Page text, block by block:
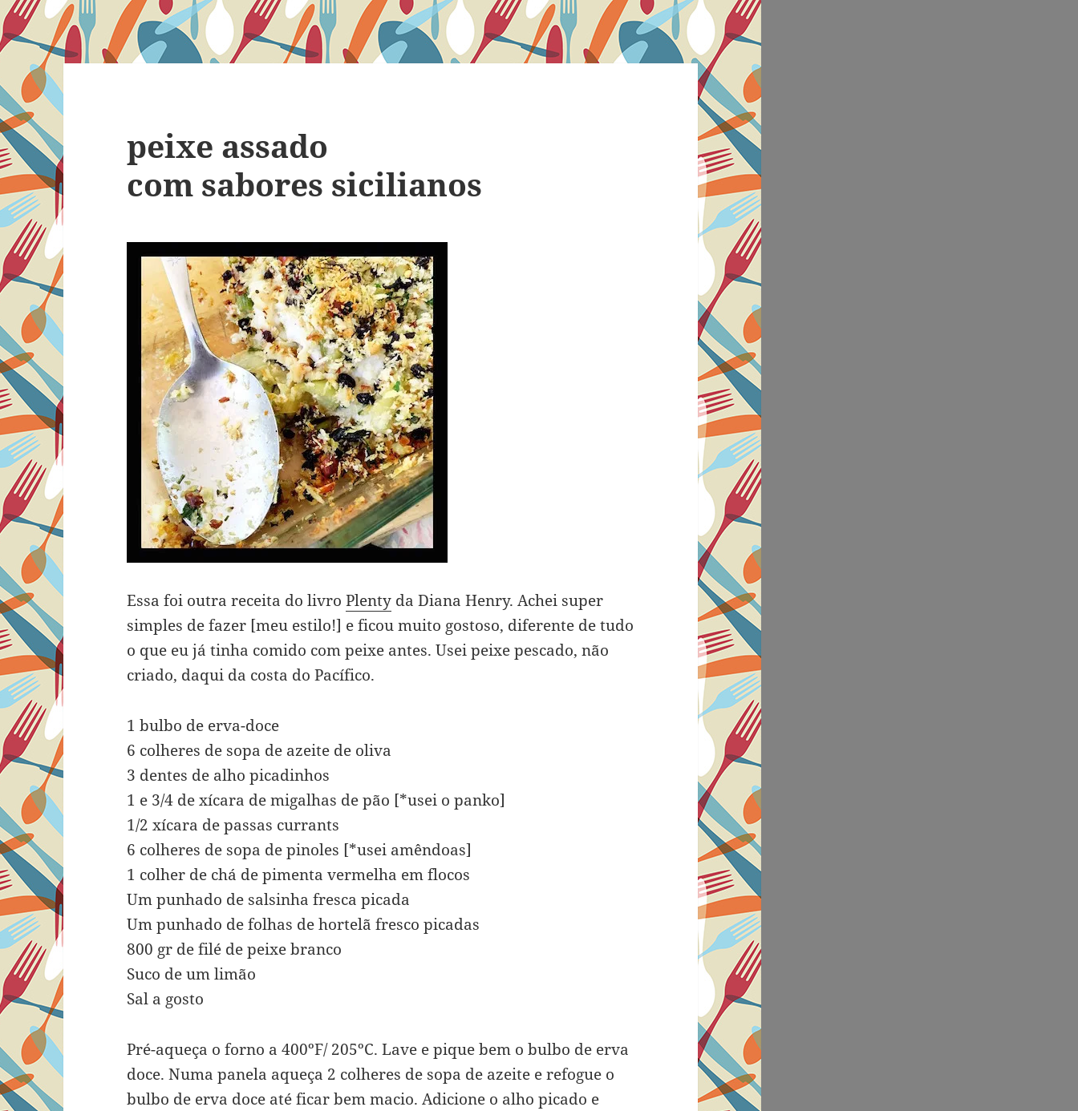
peixe assado
com sabores sicilianos
Essa foi outra receita do livroPlenty da Diana Henry. Achei super
simples de fazer [meu estilo!] e ficou muito gostoso, diferente de tudo
o que eu já tinha comido com peixe antes. Usei peixe pescado, não
criado, daqui da costa do Pacífico.
1 bulbo de erva-doce
6 colheres de sopa de azeite de oliva
3 dentes de alho picadinhos
1 e 3/4 de xícara de migalhas de pão [*usei o panko]
1/2 xícara de passas currants
6 colheres de sopa de pinoles [*usei amêndoas]
1 colher de chá de pimenta vermelha em flocos
Um punhado de salsinha fresca picada
Um punhado de folhas de hortelã fresco picadas
800 gr de filé de peixe branco
Suco de um limão
Sal a gosto
Pré-aqueça o forno a 400ºF/ 205ºC. Lave e pique bem o bulbo de erva
doce. Numa panela aqueça 2 colheres de sopa de azeite e refogue o
bulbo de erva doce até ficar bem macio. Adicione o alho picado e